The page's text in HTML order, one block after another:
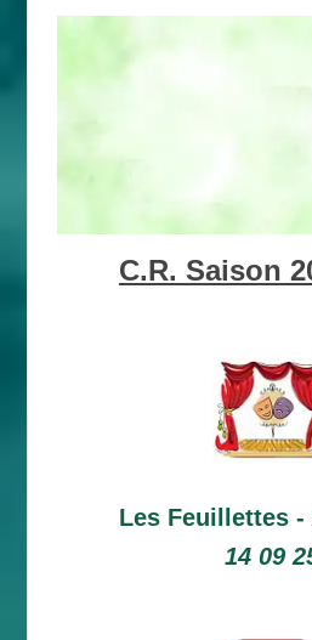
C.R. Saison
Les Feuillettes -
14 09